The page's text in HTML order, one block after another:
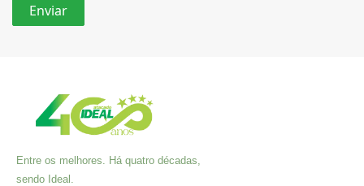
Entre os melhores. Há quatro décadas,
sendo Ideal.